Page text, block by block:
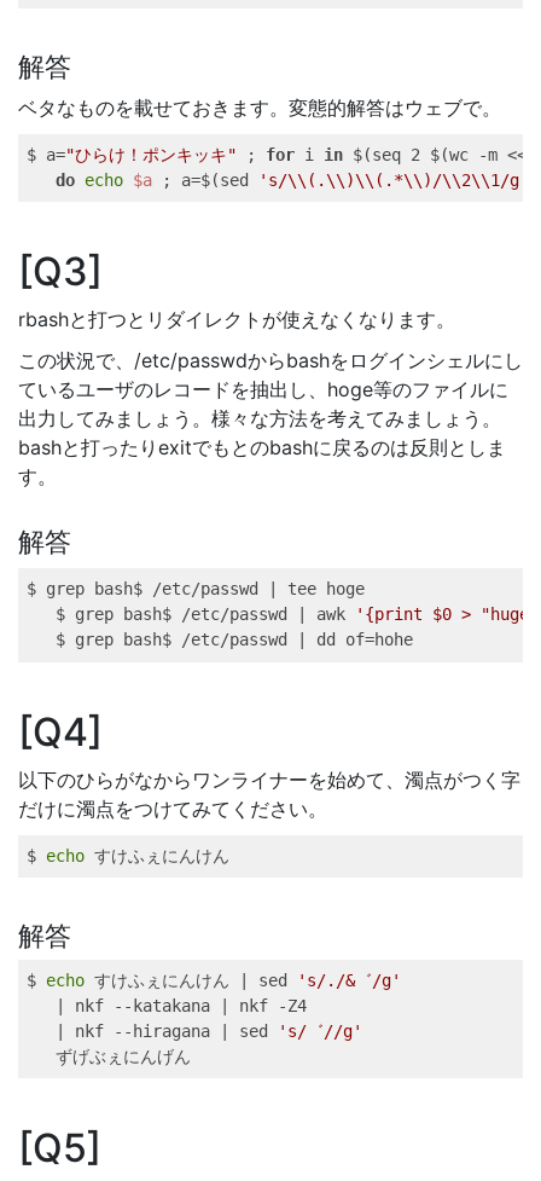
解答
ベタなものを載せておきます。変態的解答はウェブで。
$ a="ひらけ！ポンキッキ" ; for i in $(seq 2 $(wc -m <<<
do echo $a ; a=$(sed 's/\\(.\\)\\(.*\\)/\\2\\1/g'
Q3
rbashと打つとリダイレクトが使えなくなります。
この状況で、/etc/passwdからbashをログインシェルにし
ているユーザのレコードを抽出し、hoge等のファイルに
出力してみましょう。様々な方法を考えてみましょう。
bashと打ったりexitでもとのbashに戻るのは反則としま
す。
解答
$ grep bash$ /etc/passwd tee hoge
$ grep bash$ /etc/passwd awk
'{print $0 >
$ grep bash$ /etc/passwd dd of=hohe
Q4
以下のひらがなからワンライナーを始めて、濁点がつく字
だけに濁点をつけてみてください。
$ echo すけふぇにんけん
解答
$ echo すけふぇにんけん sed
's/./&゛/g'
nkf --katakana nkf -Z4
nkf --hiragana sed
's/゛//g'
ずげぶぇにんげん
Q5